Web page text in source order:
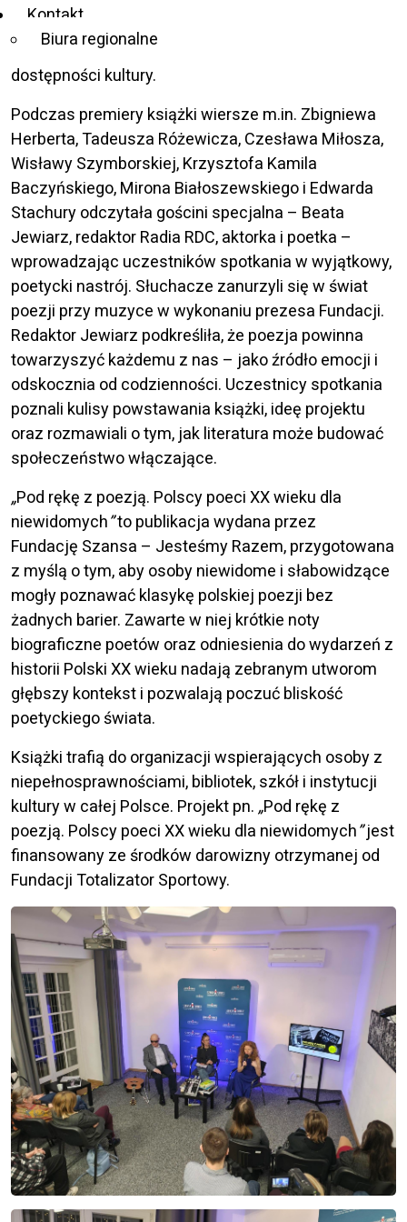
Kontakt
Biura regionalne
książek m.in. o życiu osób niewidomych i
dostępności kultury.
Podczas premiery książki wiersze m.in. Zbigniewa
Herberta, Tadeusza Różewicza, Czesława Miłosza,
Wisławy Szymborskiej, Krzysztofa Kamila
Baczyńskiego, Mirona Białoszewskiego i Edwarda
Stachury odczytała gościni specjalna – Beata
Jewiarz, redaktor Radia RDC, aktorka i poetka –
wprowadzając uczestników spotkania w wyjątkowy,
poetycki nastrój. Słuchacze zanurzyli się w świat
poezji przy muzyce w wykonaniu prezesa Fundacji.
Redaktor Jewiarz podkreśliła, że poezja powinna
towarzyszyć każdemu z nas – jako źródło emocji i
odskocznia od codzienności. Uczestnicy spotkania
poznali kulisy powstawania książki, ideę projektu
oraz rozmawiali o tym, jak literatura może budować
społeczeństwo włączające.
„Pod rękę z poezją. Polscy poeci XX wieku dla
niewidomych”to publikacja wydana przez
Fundację Szansa – Jesteśmy Razem, przygotowana
z myślą o tym, aby osoby niewidome i słabowidzące
mogły poznawać klasykę polskiej poezji bez
żadnych barier. Zawarte w niej krótkie noty
biograficzne poetów oraz odniesienia do wydarzeń z
historii Polski XX wieku nadają zebranym utworom
głębszy kontekst i pozwalają poczuć bliskość
poetyckiego świata.
Książki trafią do organizacji wspierających osoby z
niepełnosprawnościami, bibliotek, szkół i instytucji
kultury w całej Polsce. Projekt pn. „Pod rękę z
poezją. Polscy poeci XX wieku dla niewidomych”jest
finansowany ze środków darowizny otrzymanej od
Fundacji Totalizator Sportowy.